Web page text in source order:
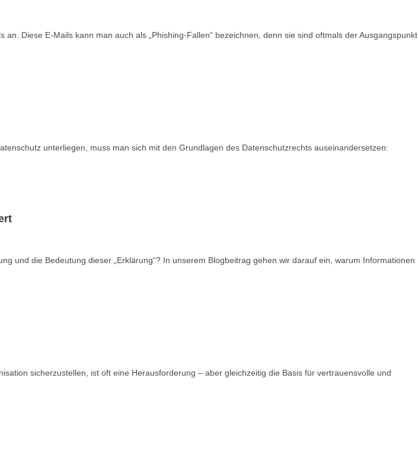
Diese E-Mails kann man auch als „Phishing-Fallen“ bezeichnen, denn sie sind oftmals der Ausgangspunkt
unterliegen, muss man sich mit den Grundlagen des Datenschutzrechts auseinandersetzen:
und die Bedeutung dieser „Erklärung“? In unserem Blogbeitrag gehen wir darauf ein, warum Informationen
sicherzustellen, ist oft eine Herausforderung – aber gleichzeitig die Basis für vertrauensvolle und